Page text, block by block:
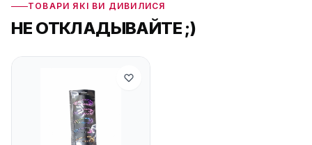
ТОВАРИ ЯКІ ВИ ДИВИЛИСЯ
НЕ ОТКЛАДЫВАЙТЕ ;)